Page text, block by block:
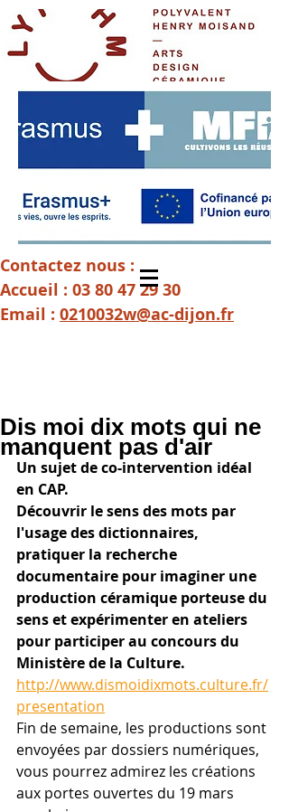
Contactez nous :
Accueil : 03 80 47 29 30
Email : 0210032w@ac-dijon.fr
Dis moi dix mots qui ne
manquent pas d'air
Un sujet de co-intervention idéal
en CAP.
Découvrir le sens des mots par
l'usage des dictionnaires,
pratiquer la recherche
documentaire pour imaginer une
production céramique porteuse du
sens et expérimenter en ateliers
pour participer au concours du
Ministère de la Culture.
http://www.dismoidixmots.culture.fr/
presentation
Fin de semaine, les productions sont
envoyées par dossiers numériques,
vous pourrez admirez les créations
aux portes ouvertes du 19 mars